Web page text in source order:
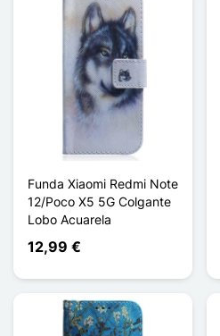
Funda Xiaomi Redmi Note
12/Poco X5 5G Colgante
Lobo Acuarela
12,99 €